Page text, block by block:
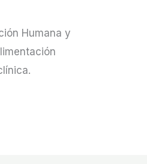
Humana y